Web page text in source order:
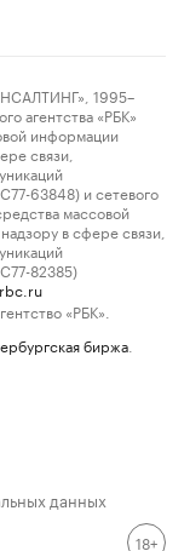
1995–
агентства «РБК»
информации
связи,
63848) и сетевого
массовой
в сфере связи,
82385)
«РБК».
биржа
данных
18+